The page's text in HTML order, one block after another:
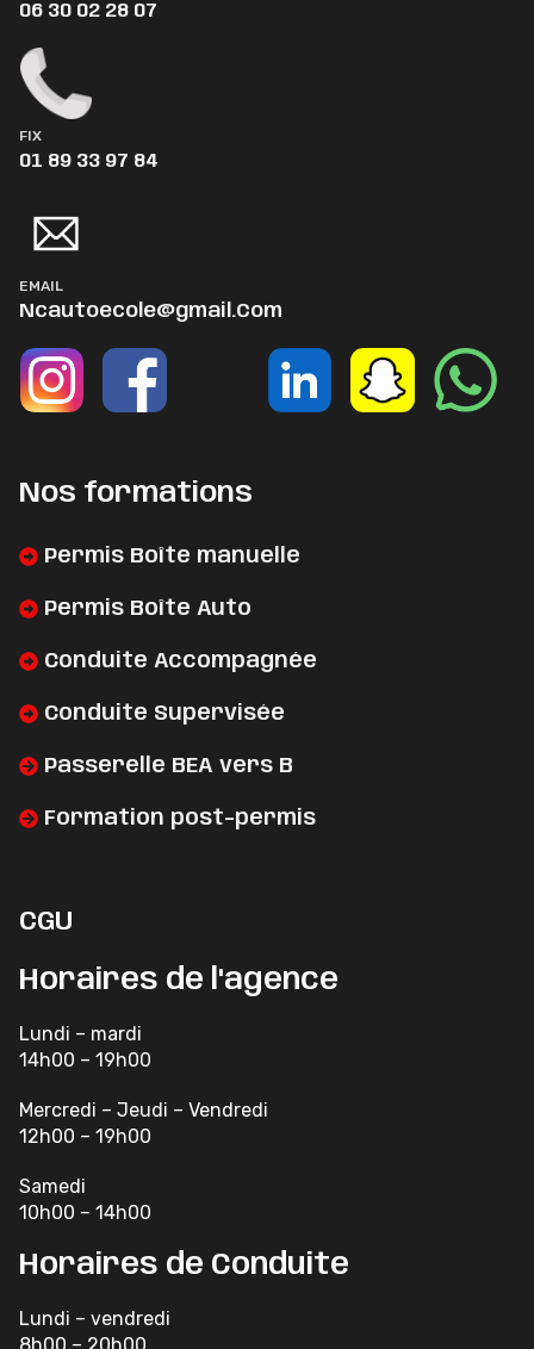
06 30 02 28 07
FIX
01 89 33 97 84
EMAIL
Ncautoecole@gmail.Com
Nos formations
Permis Boîte manuelle
Permis Boîte Auto
Conduite Accompagnée
Conduite Supervisée
Passerelle BEA vers B
Formation post-permis
CGU
Horaires de l'agence
Lundi – mardi
14h00 – 19h00
Mercredi – Jeudi – Vendredi
12h00 – 19h00
Samedi
10h00 – 14h00
Horaires de Conduite
Lundi – vendredi